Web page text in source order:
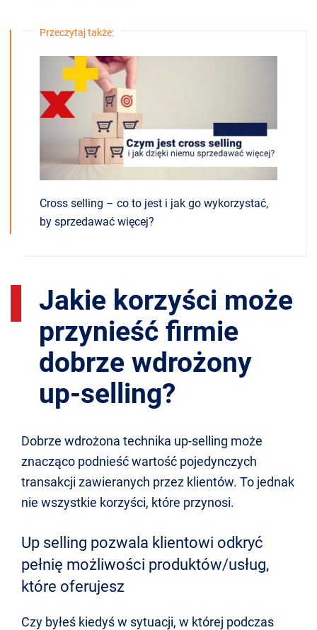
Przeczytaj także:
Cross selling – co to jest i jak go wykorzystać,
by sprzedawać więcej?
Jakie korzyści może
przynieść firmie
dobrze wdrożony
up-selling?
Dobrze wdrożona technika up-selling może
znacząco podnieść wartość pojedynczych
transakcji zawieranych przez klientów. To jednak
nie wszystkie korzyści, które przynosi.
Up selling pozwala klientowi odkryć
pełnię możliwości produktów/usług,
które oferujesz
Czy byłeś kiedyś w sytuacji, w której podczas